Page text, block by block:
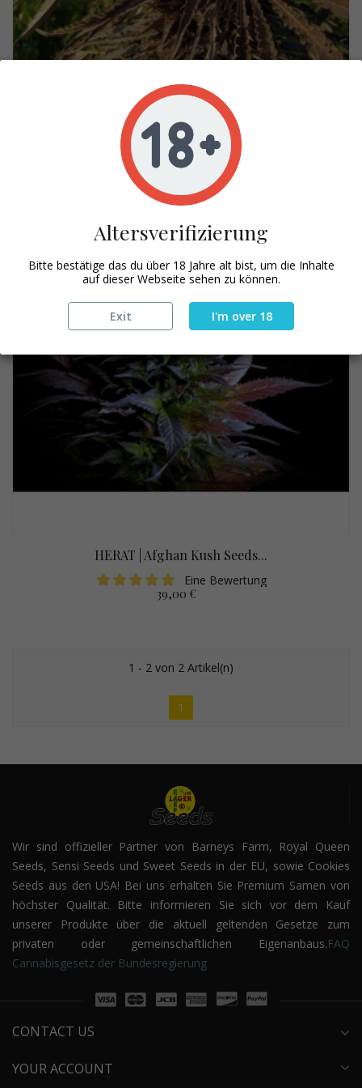
KANDAHAR | Afghan Kush...
39,00 €
HERAT | Afghan Kush Seeds...
Eine Bewertung
39,00 €
1 - 2 von 2 Artikel(n)
1
Wir sind offizieller Partner von Barneys Farm, Royal Queen
Seeds, Sensi Seeds und Sweet Seeds in der EU, sowie Cookies
Seeds aus den USA! Bei uns erhalten Sie Premium Samen von
höchster Qualität. Bitte informieren Sie sich vor dem Kauf
unserer Produkte über die aktuell geltenden Gesetze zum
privaten oder gemeinschaftlichen Eigenanbaus.FAQ
Cannabisgesetz der Bundesregierung
CONTACT US expand_more
YOUR ACCOUNT expand_more
Altersverifizierung
Bitte bestätige das du über 18 Jahre alt bist, um die Inhalte
auf dieser Webseite sehen zu können.
Exit I'm over 18